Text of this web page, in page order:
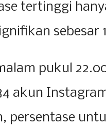
tertinggi
sebesar
pukul
akun
persentase